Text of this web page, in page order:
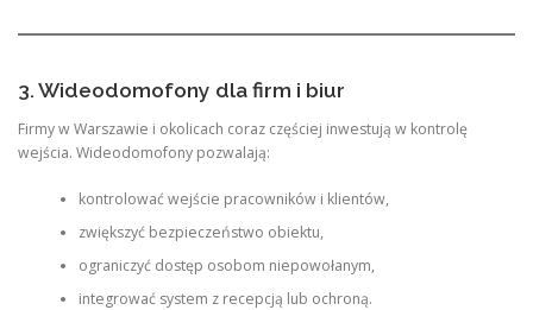
3. Wideodomofony dla firm i biur
Firmy w Warszawie i okolicach coraz częściej inwestują w kontrolę
wejścia. Wideodomofony pozwalają:
kontrolować wejście pracowników i klientów,
zwiększyć bezpieczeństwo obiektu,
ograniczyć dostęp osobom niepowołanym,
integrować system z recepcją lub ochroną.